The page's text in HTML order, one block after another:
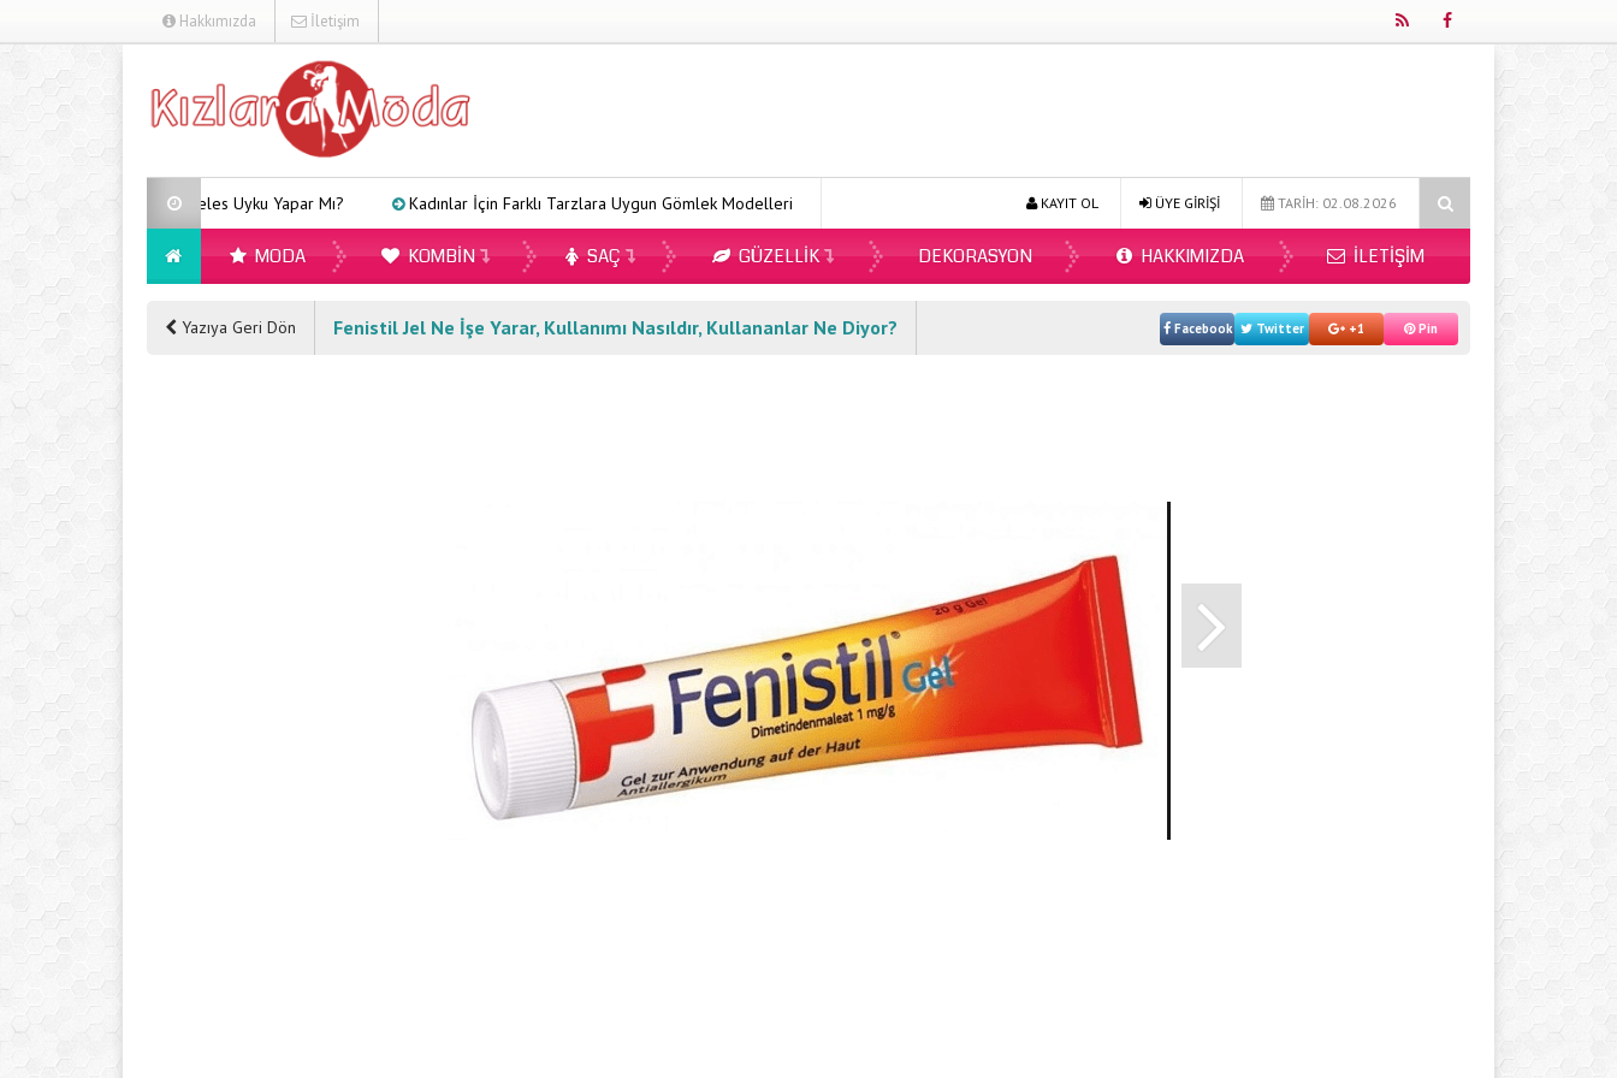
Hakkımızda İletişim
Arveles Uyku Yapar Mı? Kadınlar İçin Farklı Tarzlara Uygun Gömlek Modelleri Ecopirin Reçetesiz Alınır Mı 2026? Online Diyetisyen ile Sağlıklı Beslenmenin Yeni Adresi: Fitdiyet.net
TARİH: 02.08.2026
ÜYE GİRİŞİ
KAYIT OL
MODA KOMBIN SAÇ GÜZELLIK DEKORASYON HAKKIMIZDA İLETIŞIM
Yazıya Geri Dön Fenistil Jel Ne İşe Yarar, Kullanımı Nasıldır, Kullananlar Ne Diyor? Facebook Twitter +1 Pin